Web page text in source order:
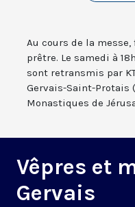
Au cours de la
prêtre. Le samedi à
sont retransmis par
Gervais-Saint-Protais
Monastiques de
Vêpres et
Gervais